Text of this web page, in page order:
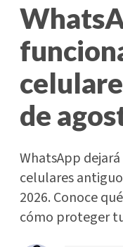
de
WhatsApp
celulares
2026. Conoce
cómo proteger